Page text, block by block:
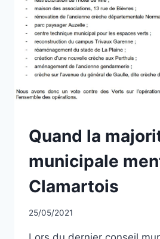
NON
CLASSÉ
Quand la
municipale
Clamartois
Par
25/05/2021